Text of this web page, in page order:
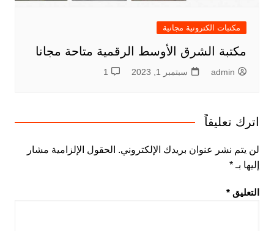
مكتبات الكترونية مجانية
مكتبة الشرق الأوسط الرقمية متاحة مجانا
admin سبتمبر 1, 2023 1
اترك تعليقاً
لن يتم نشر عنوان بريدك الإلكتروني. الحقول الإلزامية مشار
إليها بـ *
التعليق *